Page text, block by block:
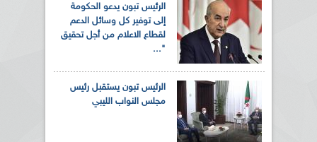
الرئيس تبون يدعو الحكومة
إلى توفير كل وسائل الدعم
لقطاع الاعلام من أجل تحقيق
"...
الرئيس تبون يستقبل رئيس
مجلس النواب الليبي